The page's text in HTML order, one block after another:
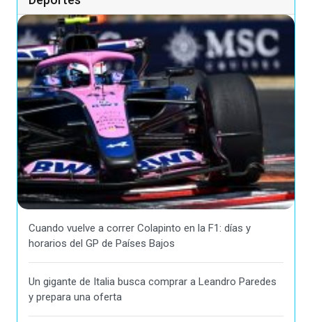
Cuando vuelve a correr Colapinto en la F1: días y
horarios del GP de Países Bajos
Un gigante de Italia busca comprar a Leandro Paredes
y prepara una oferta